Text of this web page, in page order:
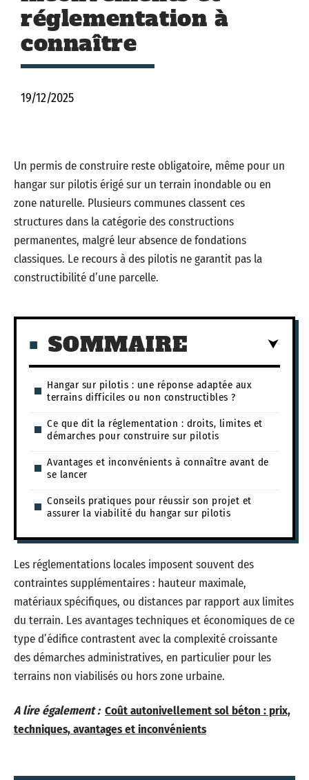
réglementation à
connaître
19/12/2025
Un permis de construire reste obligatoire, même pour un
hangar sur pilotis érigé sur un terrain inondable ou en
zone naturelle. Plusieurs communes classent ces
structures dans la catégorie des constructions
permanentes, malgré leur absence de fondations
classiques. Le recours à des pilotis ne garantit pas la
constructibilité d’une parcelle.
SOMMAIRE
Hangar sur pilotis : une réponse adaptée aux
terrains difficiles ou non constructibles ?
Ce que dit la réglementation : droits, limites et
démarches pour construire sur pilotis
Avantages et inconvénients à connaître avant de
se lancer
Conseils pratiques pour réussir son projet et
assurer la viabilité du hangar sur pilotis
Les réglementations locales imposent souvent des
contraintes supplémentaires : hauteur maximale,
matériaux spécifiques, ou distances par rapport aux limites
du terrain. Les avantages techniques et économiques de ce
type d’édifice contrastent avec la complexité croissante
des démarches administratives, en particulier pour les
terrains non viabilisés ou hors zone urbaine.
A lire également : Coût autonivellement sol béton : prix,
techniques, avantages et inconvénients